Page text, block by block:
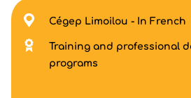
Cégep Limoilou - In French
Training and professional
programs